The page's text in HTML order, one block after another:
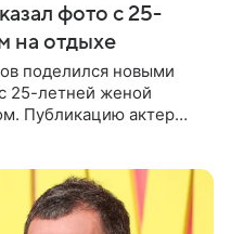
фото с 25-
на отдыхе
поделился новыми
25-летней женой
Публикацию актер